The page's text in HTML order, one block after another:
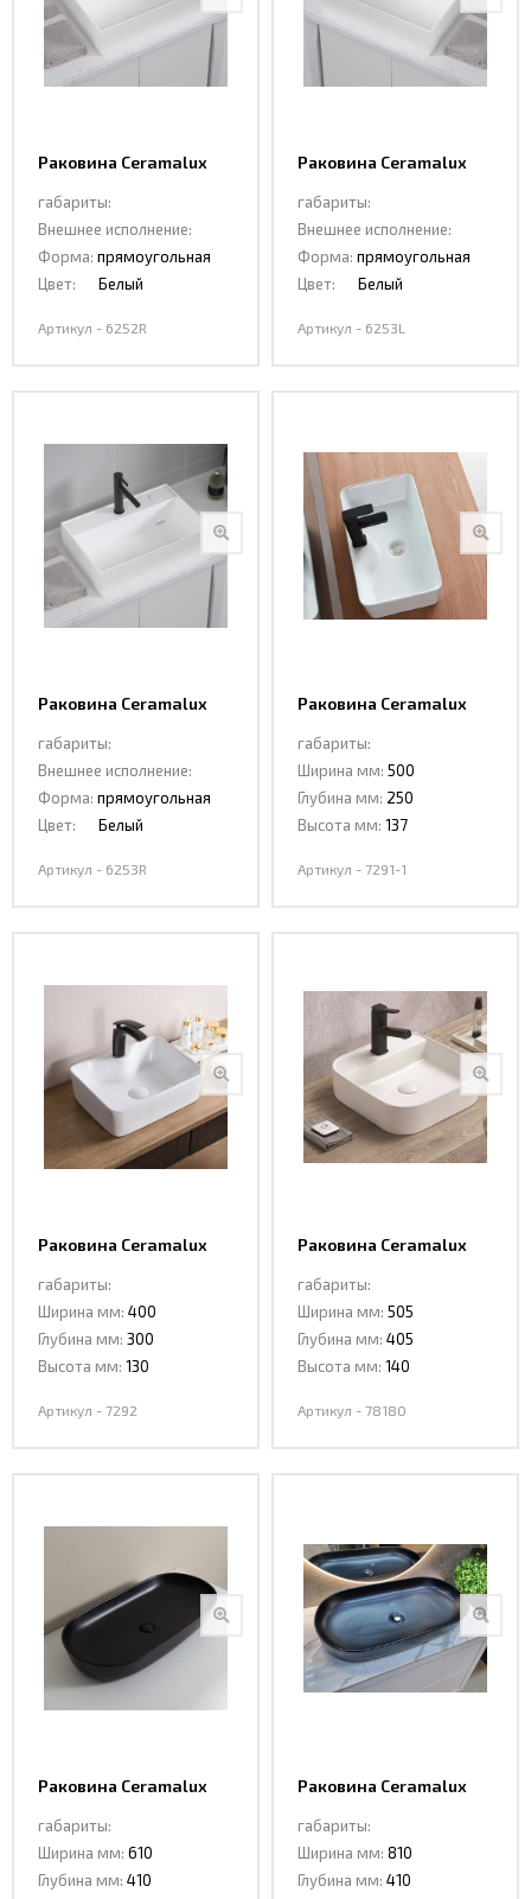
Раковина Ceramalux
габариты:
Внешнее исполнение:
Форма: прямоугольная
Цвет:
Белый
Артикул - 6252R
Раковина Ceramalux
габариты:
Внешнее исполнение:
Форма: прямоугольная
Цвет:
Белый
Артикул - 6253L
Раковина Ceramalux
габариты:
Внешнее исполнение:
Форма: прямоугольная
Цвет:
Белый
Артикул - 6253R
Раковина Ceramalux
габариты:
Ширина мм: 500
Глубина мм: 250
Высота мм: 137
Артикул - 7291-1
Раковина Ceramalux
габариты:
Ширина мм: 400
Глубина мм: 300
Высота мм: 130
Артикул - 7292
Раковина Ceramalux
габариты:
Ширина мм: 505
Глубина мм: 405
Высота мм: 140
Артикул - 78180
Раковина Ceramalux
габариты:
Ширина мм: 610
Глубина мм: 410
Раковина Ceramalux
габариты:
Ширина мм: 810
Глубина мм: 410